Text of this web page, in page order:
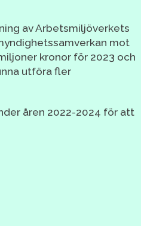
av Arbetsmiljöverkets
mot
kronor för 2023 och
utföra fler
åren 2022-2024 för att